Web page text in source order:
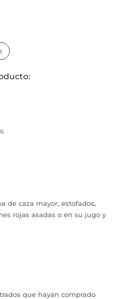
de caza mayor, estofados,
rojas asadas o en su jugo y
que hayan comprado